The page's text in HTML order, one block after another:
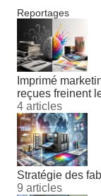
Reportages
Imprimé
reçues freinent
4 articles
Stratégie des
9 articles